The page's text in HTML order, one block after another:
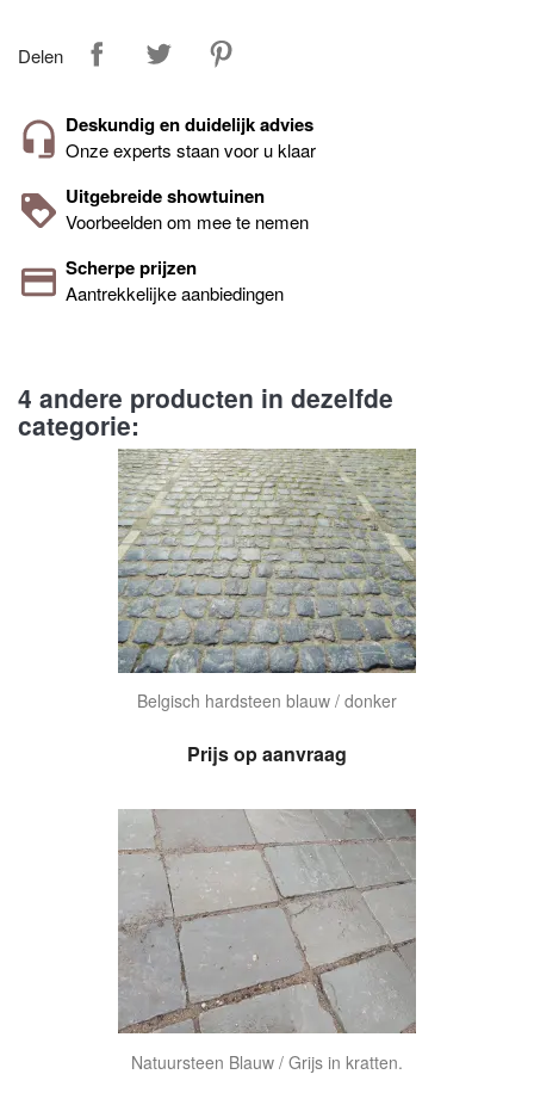
Delen
Deskundig en duidelijk advies
Onze experts staan voor u klaar
Uitgebreide showtuinen
Voorbeelden om mee te nemen
Scherpe prijzen
Aantrekkelijke aanbiedingen
4 andere producten in dezelfde
categorie:
Belgisch hardsteen blauw / donker
Prijs op aanvraag
Natuursteen Blauw / Grijs in kratten.